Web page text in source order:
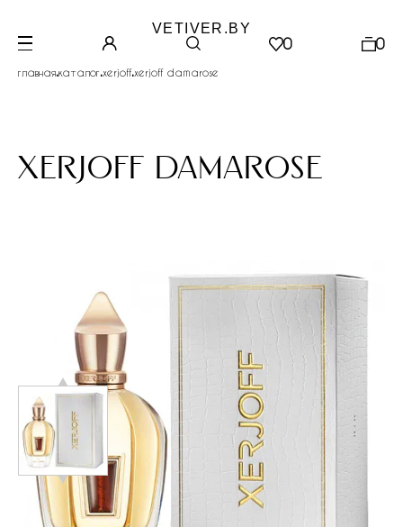
VETIVER.BY
0 0
главная.каталог.xerjoff.xerjoff damarose
xerjoff damarose